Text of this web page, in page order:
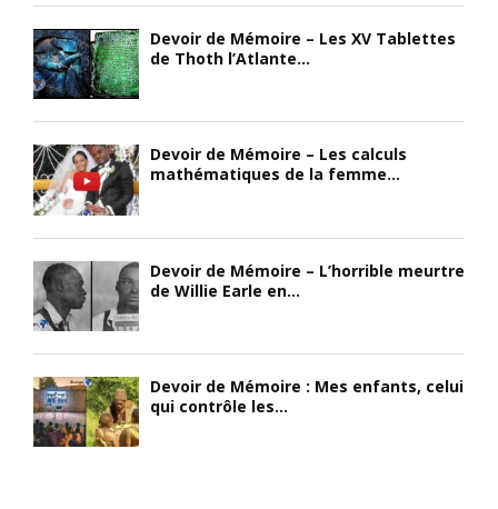
Devoir de Mémoire – Les XV Tablettes
de Thoth l’Atlante...
Devoir de Mémoire – Les calculs
mathématiques de la femme...
Devoir de Mémoire – L’horrible meurtre
de Willie Earle en...
Devoir de Mémoire : Mes enfants, celui
qui contrôle les...